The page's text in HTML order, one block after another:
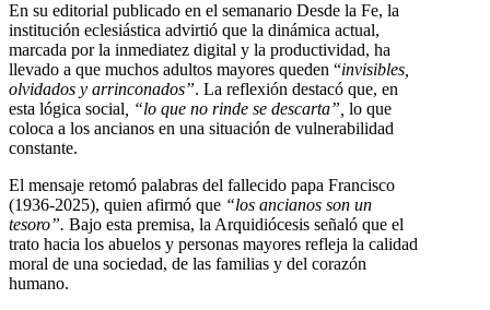
En su editorial publicado en el semanario Desde la Fe, la
institución eclesiástica advirtió que la dinámica actual,
marcada por la inmediatez digital y la productividad, ha
llevado a que muchos adultos mayores queden “invisibles,
olvidados y arrinconados”. La reflexión destacó que, en
esta lógica social , “lo que no rinde se descarta”, lo que
coloca a los ancianos en una situación de vulnerabilidad
constante.
El mensaje retomó palabras del fallecido papa Francisco
(1936-2025), quien afirmó que “los ancianos son un
tesoro”. Bajo esta premisa, la Arquidiócesis señaló que el
trato hacia los abuelos y personas mayores refleja la calidad
moral de una sociedad, de las familias y del corazón
humano.